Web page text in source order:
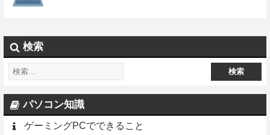
検索
パソコン知識
ゲーミングPCでできること